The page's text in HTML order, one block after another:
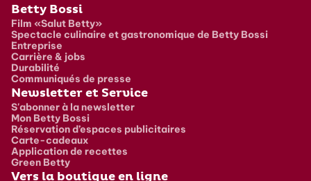
Pied de page
Betty Bossi
Film «Salut Betty»
Spectacle culinaire et gastronomique de Betty Bossi
Entreprise
Carrière & jobs
Durabilité
Communiqués de presse
Newsletter et Service
S'abonner à la newsletter
Mon Betty Bossi
Réservation d’espaces publicitaires
Carte-cadeaux
Application de recettes
Green Betty
Vers la boutique en ligne